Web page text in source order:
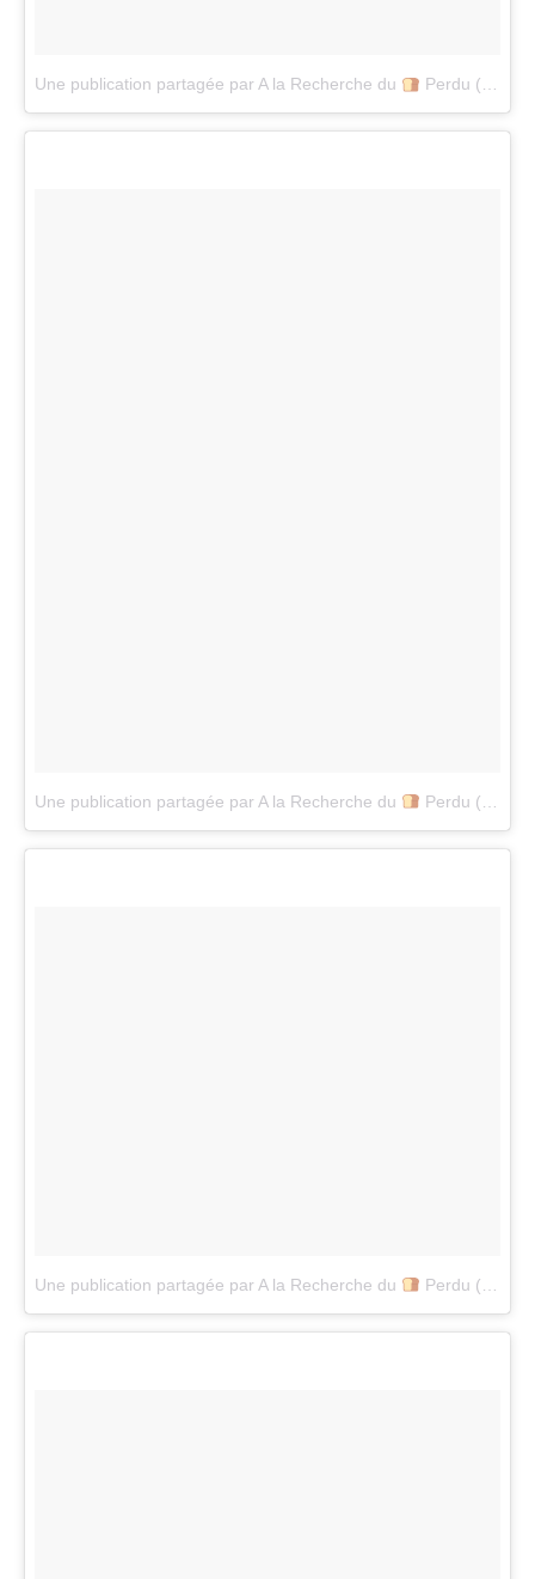
Une publication partagée par A la Recherche du Perdu (@alarecherchedupainperdu)
Une publication partagée par A la Recherche du Perdu (@alarecherchedupainperdu)
Une publication partagée par A la Recherche du Perdu (@alarecherchedupainperdu)